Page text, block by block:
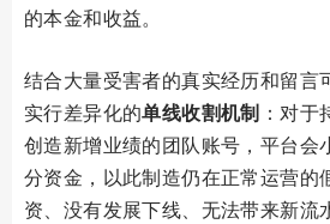
的本金和收益。
结合大量受害者的真实经历和留言
实行差异化的单线收割机制 ：对
创造新增业绩的团队账号，平台会
分资金，以此制造仍在正常运营的
资、没有发展下线、无法带来新流